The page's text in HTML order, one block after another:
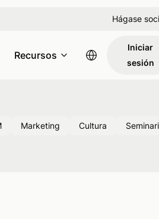
Hágase
Recursos
Iniciar
sesión
Marketing Cultura